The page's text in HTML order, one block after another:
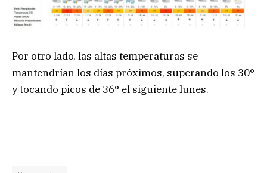
Por otro lado, las altas temperaturas se
mantendrían los días próximos, superando los 30°
y tocando picos de 36° el siguiente lunes.